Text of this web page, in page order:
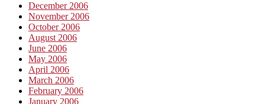
December 2006
November 2006
October 2006
August 2006
June 2006
May 2006
April 2006
March 2006
February 2006
January 2006